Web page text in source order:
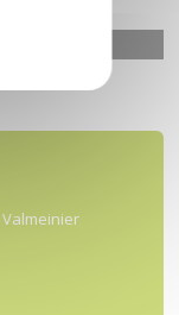
Valmeinier